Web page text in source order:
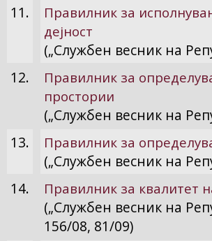
11.
Правилник за
дејност
(„Службен весник на
12.
Правилник за
простории
(„Службен весник на
13.
Правилник за
(„Службен весник на
14.
Правилник за квалитет
(„Службен весник на
156/08, 81/09)